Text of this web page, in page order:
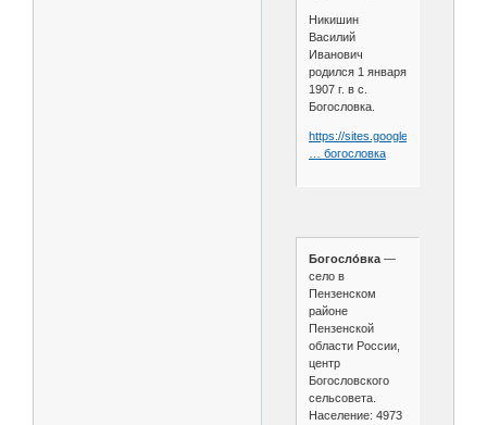
Никишин
Василий
Иванович
родился 1 января
1907 г. в с.
Богословка.
https://sites.google.com/site/
… богословка
Богосло́вка —
село в
Пензенском
районе
Пензенской
области России,
центр
Богословского
сельсовета.
Население: 4973